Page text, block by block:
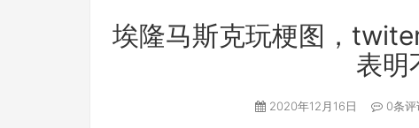
埃隆马斯克玩梗图，
表明
2020年12月16日 0条评